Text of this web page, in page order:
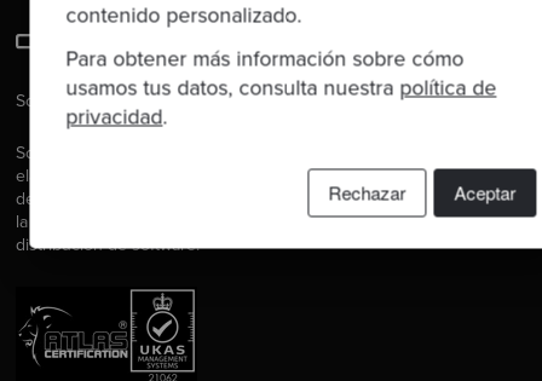
contenido personalizado.
Para obtener más información sobre cómo
usamos tus datos, consulta nuestra política de
privacidad.
Aceptar
Rechazar
Software es nuestra pasión.
Somos Software Craftspeople. Construimos software bien
elaborado para nuestros clientes, ayudamos a los/as
desarrolladores/as a mejorar en su oficio a través de la formación,
la orientación y la tutoría. Ayudamos a las empresas a mejorar en la
distribución de software.